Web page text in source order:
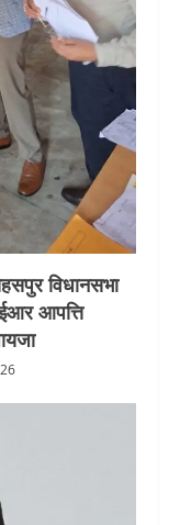
विधानसभा
आपत्ति